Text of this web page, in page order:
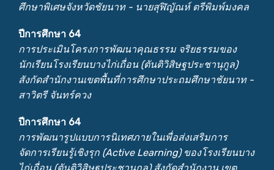
ศึกษาพิเศษจังหวัดชัยนาท - นายสุฬิญัณห์ ตรีพิมพ์มงคล
ปีการศึกษา 64
การประเมินโครงการพัฒนาคุณธรรม จริยธรรมของ
นักเรียนโรงเรียนบางไก่เถื่อน (ตันติวิสิษฐประชานุกูล)
สังกัดสำนักงานเขตพื้นที่การศึกษาประถมศึกษาชัยนาท -
สาวิตรี จันทร์ควง
ปีการศึกษา 64
การพัฒนารูปแบบการนิเทศภายในเพื่อส่งเสริมการ
จัดการเรียนรู้เชิงรุก (Active Learning) ของโรงเรียนบาง
ไก่เถื่อน (ตันติวิสิษฐประชานุกูล) สังกัดสำนักงาน เขต